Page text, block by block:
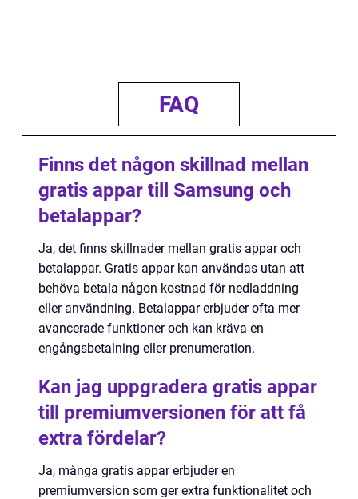
FAQ
Finns det någon skillnad mellan
gratis appar till Samsung och
betalappar?
Ja, det finns skillnader mellan gratis appar och
betalappar. Gratis appar kan användas utan att
behöva betala någon kostnad för nedladdning
eller användning. Betalappar erbjuder ofta mer
avancerade funktioner och kan kräva en
engångsbetalning eller prenumeration.
Kan jag uppgradera gratis appar
till premiumversionen för att få
extra fördelar?
Ja, många gratis appar erbjuder en
premiumversion som ger extra funktionalitet och